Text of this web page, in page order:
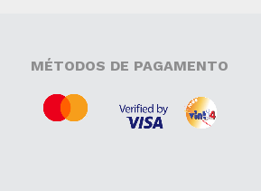
MÉTODOS DE PAGAMENTO